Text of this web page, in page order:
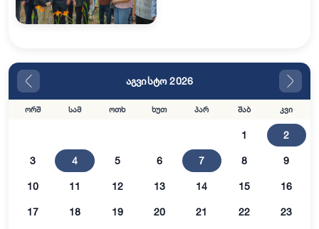
აგვისტო 2026
ორშ სამ ოთხ ხუთ პარ შაბ კვი
1 2
3 4 5 6 7 8 9
10 11 12 13 14 15 16
17 18 19 20 21 22 23